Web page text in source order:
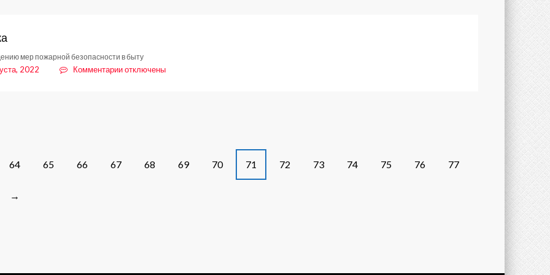
мер пожарной безопасности в быту
2022 Комментариикотключены
64 65 66 67 68 69 70 71 72 73 74 75 76 77
→